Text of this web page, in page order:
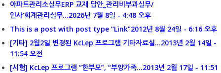
아파트관리소실무ERP 교재 답안_관리비부과실무/
인사’회계관리실무...2026년 7월 8일 - 4:48 오후
This is a post with post type “Link”2012년 8월 24일 - 6:16 오후
[기타] 2월2일 변경된 KcLep 프로그램 기타자료실...2013년 2월 14일 -
11:54 오전
[시험] KcLep 프로그램 “한부모”, “부양가족...2013년 2월 17일 - 11:51